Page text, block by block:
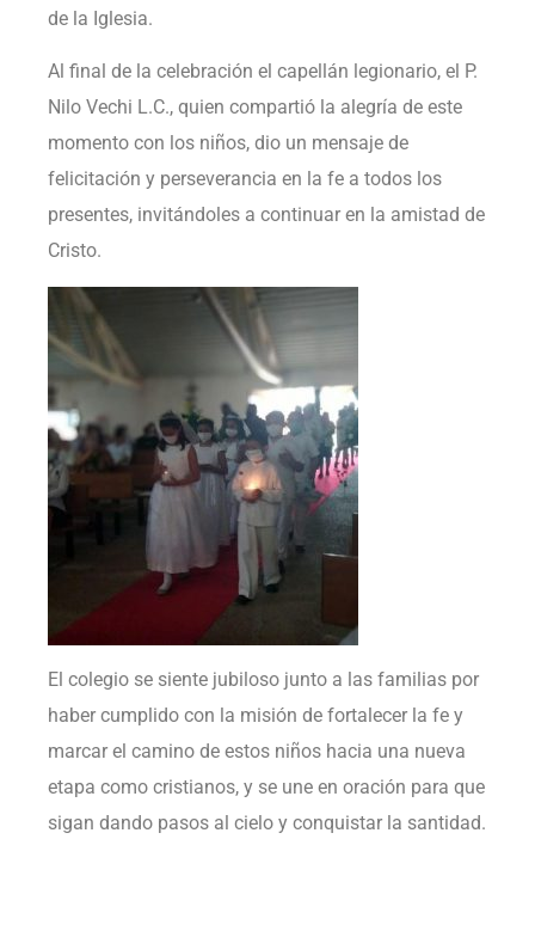
de la Iglesia.
Al final de la celebración el capellán legionario, el P.
Nilo Vechi L.C., quien compartió la alegría de este
momento con los niños, dio un mensaje de
felicitación y perseverancia en la fe a todos los
presentes, invitándoles a continuar en la amistad de
Cristo.
El colegio se siente jubiloso junto a las familias por
haber cumplido con la misión de fortalecer la fe y
marcar el camino de estos niños hacia una nueva
etapa como cristianos, y se une en oración para que
sigan dando pasos al cielo y conquistar la santidad.